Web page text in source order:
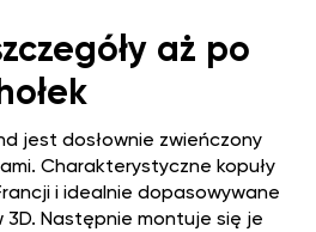
aż po
jest dosłownie zwieńczony
Charakterystyczne kopuły
i idealnie dopasowywane
Następnie montuje się je